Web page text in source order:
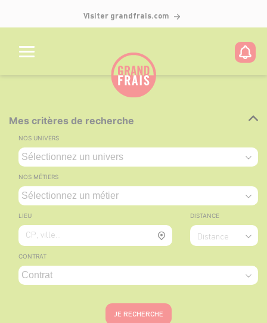
Visiter grandfrais.com
Mes critères de recherche
NOS UNIVERS
NOS MÉTIERS
LIEU
CP, ville...
DISTANCE
Distance
CONTRAT
JE RECHERCHE